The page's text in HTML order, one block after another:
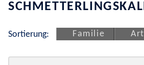
Sortierung: Familie Art